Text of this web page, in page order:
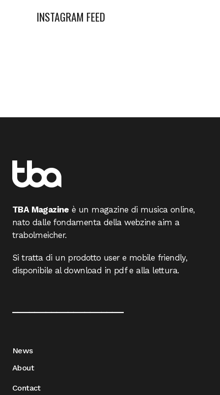
INSTAGRAM FEED
TBA Magazine è un magazine di musica online,
nato dalle fondamenta della webzine aim a
trabolmeicher.
Si tratta di un prodotto user e mobile friendly,
disponibile al download in pdf e alla lettura.
News
About
Contact